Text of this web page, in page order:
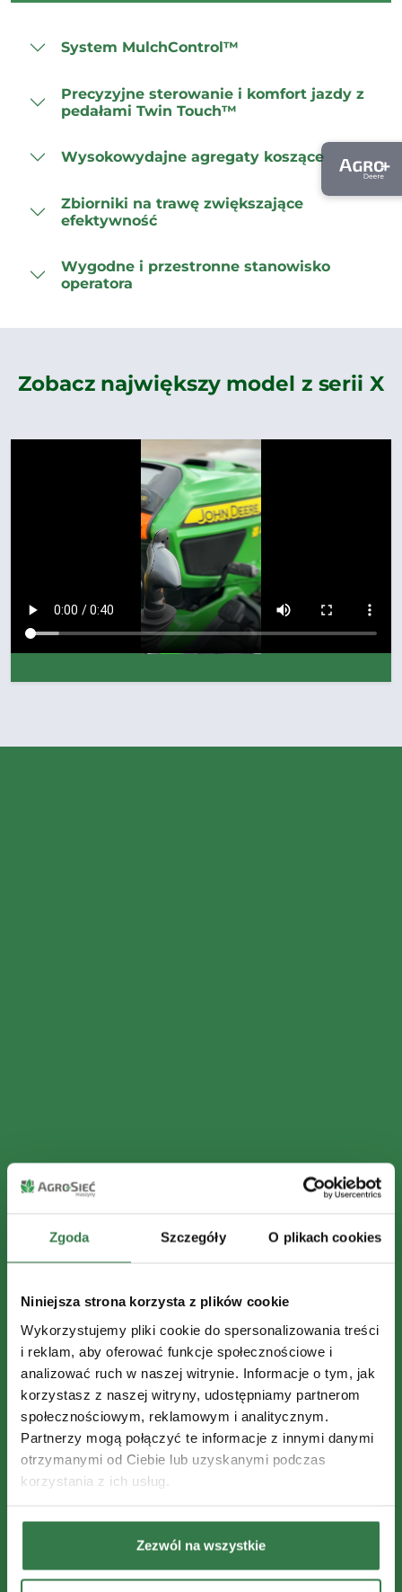
Zgoda Szczegóły O plikach cookies
Niniejsza strona korzysta z plików cookie
Wykorzystujemy pliki cookie do spersonalizowania treści
i reklam, aby oferować funkcje społecznościowe i
analizować ruch w naszej witrynie. Informacje o tym, jak
korzystasz z naszej witryny, udostępniamy partnerom
społecznościowym, reklamowym i analitycznym.
Partnerzy mogą połączyć te informacje z innymi danymi
otrzymanymi od Ciebie lub uzyskanymi podczas
korzystania z ich usług.
Zezwól na wszystkie
System MulchControl™
Precyzyjne sterowanie i komfort jazdy z
pedałami Twin Touch™
Wysokowydajne agregaty koszące
Zbiorniki na trawę zwiększające
efektywność
Wygodne i przestronne stanowisko
operatora
Zobacz największy model z serii X